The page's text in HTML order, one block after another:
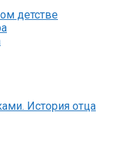
детстве
История отца